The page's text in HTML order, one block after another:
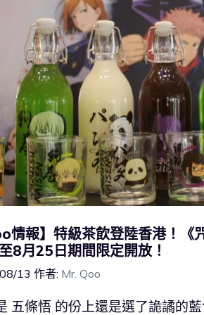
情報】特級茶飲登陸香港！
8月25日期間限定開放！
13 作者: Mr. Qoo
五條悟 的份上還是選了詭譎的